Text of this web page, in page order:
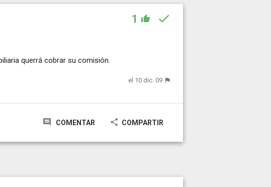
1
querrá cobrar su comisión.
el 10 dic. 09
COMENTAR COMPARTIR